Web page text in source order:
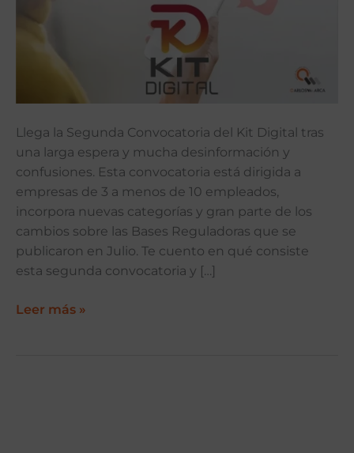
Llega la Segunda Convocatoria del Kit Digital tras
una larga espera y mucha desinformación y
confusiones. Esta convocatoria está dirigida a
empresas de 3 a menos de 10 empleados,
incorpora nuevas categorías y gran parte de los
cambios sobre las Bases Reguladoras que se
publicaron en Julio. Te cuento en qué consiste
esta segunda convocatoria y […]
Leer más »